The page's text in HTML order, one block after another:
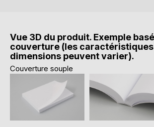
Vue 3D du produit. Exemple
couverture (les
dimensions peuvent varier).
Couverture souple